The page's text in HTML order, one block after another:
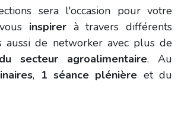
sera l'occasion pour votre
inspirer à travers différents
aussi de networker avec plus de
secteur agroalimentaire. Au
, 1 séance plénière et du